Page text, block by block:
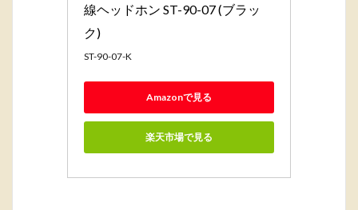
線ヘッドホン ST-90-07 (ブラッ
ク)
ST-90-07-K
Amazonで見る
楽天市場で見る